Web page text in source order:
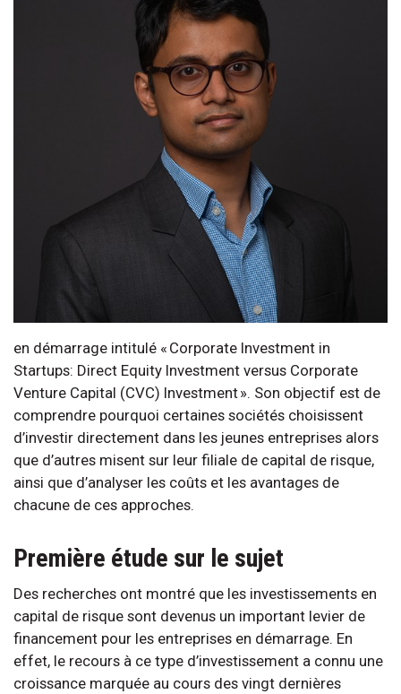
en démarrage intitulé « Corporate Investment in
Startups: Direct Equity Investment versus Corporate
Venture Capital (CVC) Investment ». Son objectif est de
comprendre pourquoi certaines sociétés choisissent
d’investir directement dans les jeunes entreprises alors
que d’autres misent sur leur filiale de capital de risque,
ainsi que d’analyser les coûts et les avantages de
chacune de ces approches.
Première étude sur le sujet
Des recherches ont montré que les investissements en
capital de risque sont devenus un important levier de
financement pour les entreprises en démarrage. En
effet, le recours à ce type d’investissement a connu une
croissance marquée au cours des vingt dernières